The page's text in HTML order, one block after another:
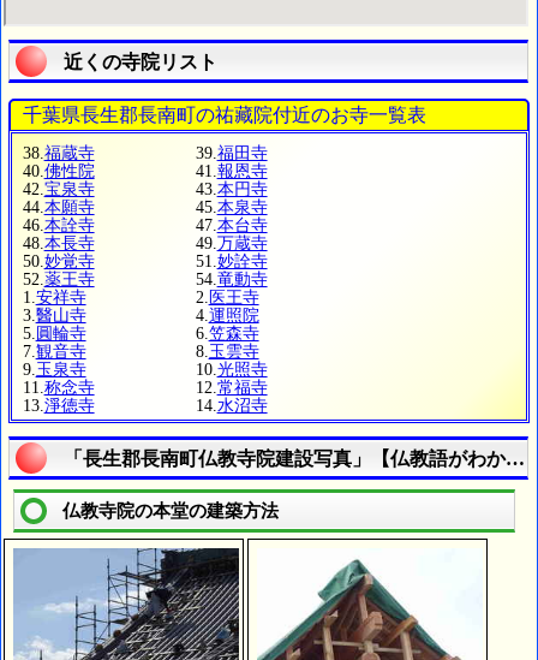
近くの寺院リスト
千葉県長生郡長南町の祐藏院付近のお寺一覧表
38. 福蔵寺 39. 福田寺
40. 佛性院 41. 報恩寺
42. 宝泉寺 43. 本円寺
44. 本願寺 45. 本泉寺
46. 本詮寺 47. 本台寺
48. 本長寺 49. 万蔵寺
50. 妙覚寺 51. 妙詮寺
52. 薬王寺 54. 竜動寺
1. 安祥寺 2. 医王寺
3. 醫山寺 4. 運照院
5. 圓輪寺 6. 笠森寺
7. 観音寺 8. 玉雲寺
9. 玉泉寺 10. 光照寺
11. 称念寺 12. 常福寺
13. 淨徳寺 14. 水沼寺
「長生郡長南町仏教寺院建設写真」【仏教語がわかる
仏教寺院の本堂の建築方法